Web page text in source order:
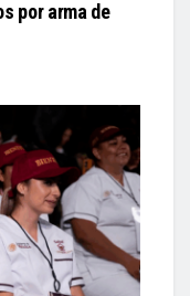
por arma de